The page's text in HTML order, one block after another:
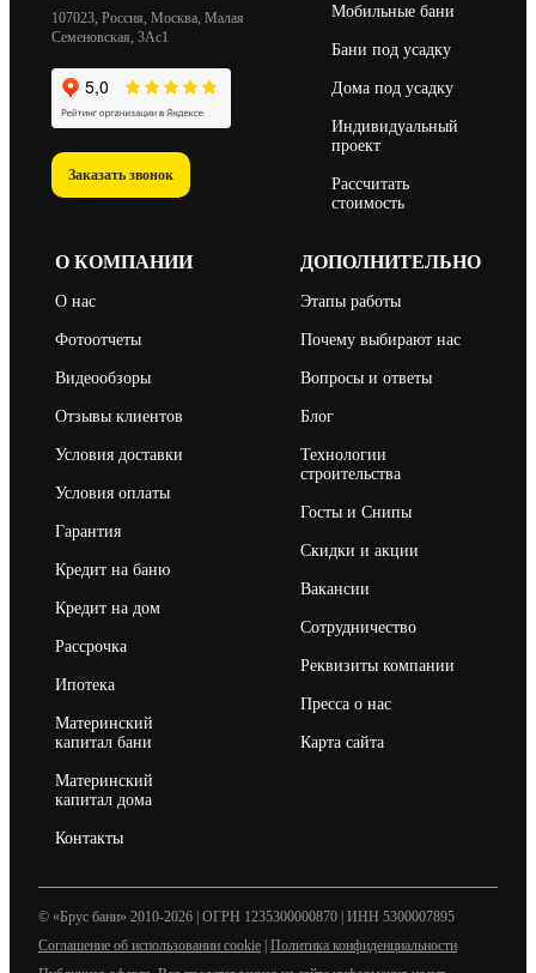
107023, Россия, Москва, Малая
Семеновская, 3Ас1
Заказать звонок
Мобильные бани
Бани под усадку
Дома под усадку
Индивидуальный
проект
Рассчитать
стоимость
О КОМПАНИИ
О нас
Фотоотчеты
Видеообзоры
Отзывы клиентов
Условия доставки
Условия оплаты
Гарантия
Кредит на баню
Кредит на дом
Рассрочка
Ипотека
Материнский
капитал бани
Материнский
капитал дома
Контакты
ДОПОЛНИТЕЛЬНО
Этапы работы
Почему выбирают нас
Вопросы и ответы
Блог
Технологии
строительства
Госты и Снипы
Скидки и акции
Вакансии
Сотрудничество
Реквизиты компании
Пресса о нас
Карта сайта
© «Брус бани» 2010-2026 | ОГРН 1235300000870 | ИНН 5300007895
Соглашение об использовании cookie | Политика конфиденциальности